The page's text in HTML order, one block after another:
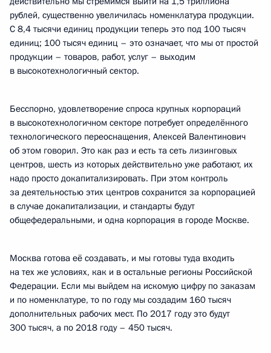
рублей, существенно увеличилась номенклатура продукции.
С 8,4 тысячи единиц продукции теперь это под 100 тысяч
единиц; 100 тысяч единиц – это означает, что мы от простой
продукции – товаров, работ, услуг – выходим
в высокотехнологичный сектор.
Бесспорно, удовлетворение спроса крупных корпораций
в высокотехнологичном секторе потребует определённого
технологического переоснащения, Алексей Валентинович
об этом говорил. Это как раз и есть та сеть лизинговых
центров, шесть из которых действительно уже работают, их
надо просто докапитализировать. При этом контроль
за деятельностью этих центров сохранится за корпорацией
в случае докапитализации, и стандарты будут
общефедеральными, и одна корпорация в городе Москве.
Москва готова её создавать, и мы готовы туда входить
на тех же условиях, как и в остальные регионы Российской
Федерации. Если мы выйдем на искомую цифру по заказам
и по номенклатуре, то по году мы создадим 160 тысяч
дополнительных рабочих мест. По 2017 году это будут
300 тысяч, а по 2018 году – 450 тысяч.